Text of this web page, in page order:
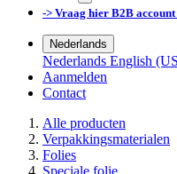
-> Vraag hier B2B
Nederlands
Nederlands English
Aanmelden
Contact
Alle producten
Verpakkingsmaterialen
Folies